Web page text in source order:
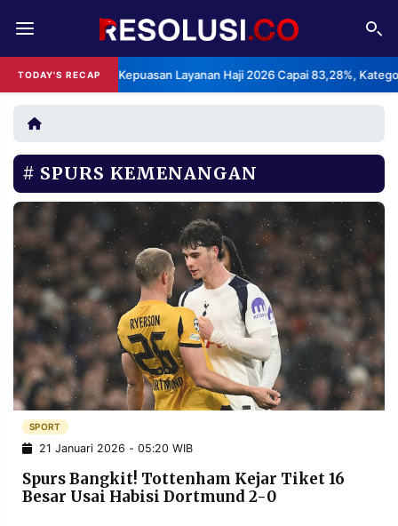
TODAY'S RECAP
BPS: Indeks Kepuasan Layanan Haji 2026 Capai 83,28%, Kategori
REDAKSI TENTANG
RESOLUSI IKLAN
RUBRIKASI
EDITORIAL AKSARA
FINANSIA PERSONA
DAERAH NASIONAL
MANCA SPORT
INFORMASI
PRIVACY
POLICY
BERITA
WARGA
INFORMASI
IKLAN
KIRIM
PENGADUAN TERM
OF
SPURS KEMENANGAN
SPORT
21 Januari 2026 - 05:20 WIB
Spurs Bangkit! Tottenham Kejar Tiket 16
Besar Usai Habisi Dortmund 2-0